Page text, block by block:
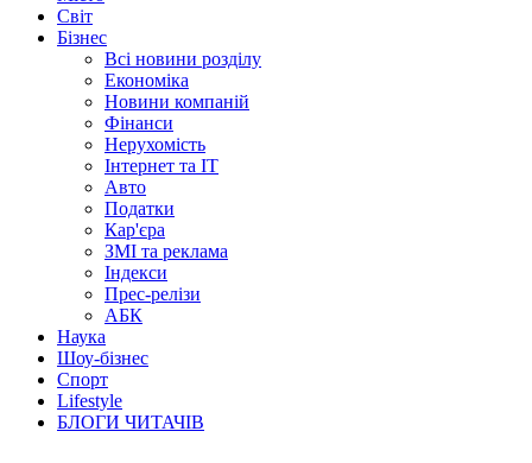
Світ
Бізнес
Всі новини розділу
Економіка
Новини компаній
Фінанси
Нерухомість
Інтернет та IT
Авто
Податки
Кар'єра
ЗМІ та реклама
Індекси
Прес-релізи
АБК
Наука
Шоу-бізнес
Спорт
Lifestyle
БЛОГИ ЧИТАЧІВ